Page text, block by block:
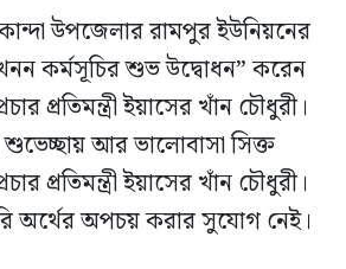
উপজেলার রামপুর ইউনিয়নের
কর্মসূচির শুভ উদ্বোধন” করেন
প্রতিমন্ত্রী ইয়াসের খাঁন চৌধুরী।
আর ভালোবাসা সিক্ত
প্রতিমন্ত্রী ইয়াসের খাঁন চৌধুরী।
অর্থের অপচয় করার সুযোগ নেই।